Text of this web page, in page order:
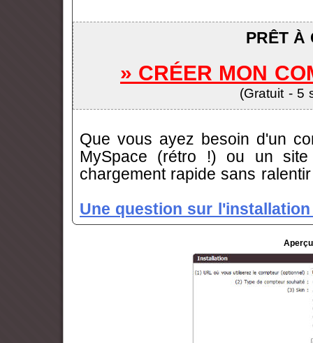
PRÊT À
» CRÉER MON
(Gratuit - 5
Que vous ayez besoin d'un
MySpace (rétro !) ou un
chargement rapide sans
Une question sur l'installation
Aperçu